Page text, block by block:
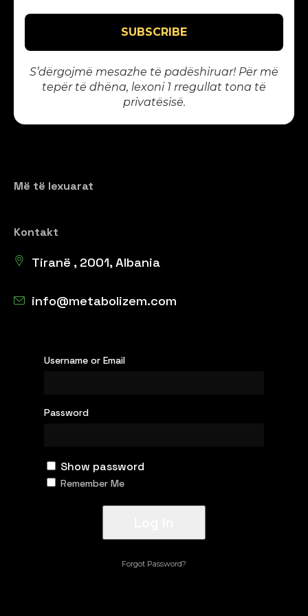
S’dërgojmë mesazhe të padëshiruar! Për më
tepër të dhëna, lexoni 1 rregullat tona të
privatësisë.
Më të lexuarat
Kontakt
Tiranë , 2001, Albania
info@metabolizem.com
Username or Email
Password
Show password
Remember Me
Forgot Password?